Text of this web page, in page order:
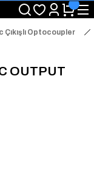
Kargo Avantajı!
Teslim."
Kaçırmayın!"
Çıkışlı Optocoupler
OUTPUT